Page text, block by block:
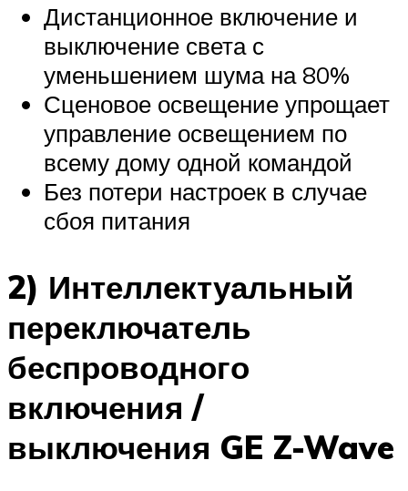
Дистанционное включение и
выключение света с
уменьшением шума на 80%
Сценовое освещение упрощает
управление освещением по
всему дому одной командой
Без потери настроек в случае
сбоя питания
2) Интеллектуальный
переключатель
беспроводного
включения /
выключения GE Z-Wave